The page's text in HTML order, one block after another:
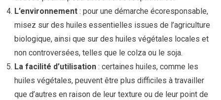
L’environnement: pour une démarche écoresponsable,
misez sur des huiles essentielles issues de l’agriculture
biologique, ainsi que sur des huiles végétales locales et
non controversées, telles que le colza ou le soja.
La facilité d’utilisation: certaines huiles, comme les
huiles végétales, peuvent être plus difficiles à travailler
que d’autres en raison de leur texture ou de leur point de